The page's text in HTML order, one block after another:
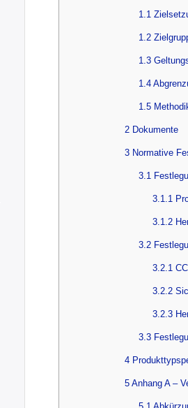
1.1
1.2
1.3
1.4
1.5
2 Dokumente
3 Normative
3.1
3.1.1
3.1.2
3.2
3.2.1
3.2.2
3.2.3
3.3
4
5 Anhang A –